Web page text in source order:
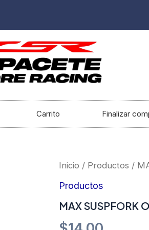
Carrito Finalizar
Inicio / Productos /
Productos
MAX SUSPFORK
MAX
OIL
1LT